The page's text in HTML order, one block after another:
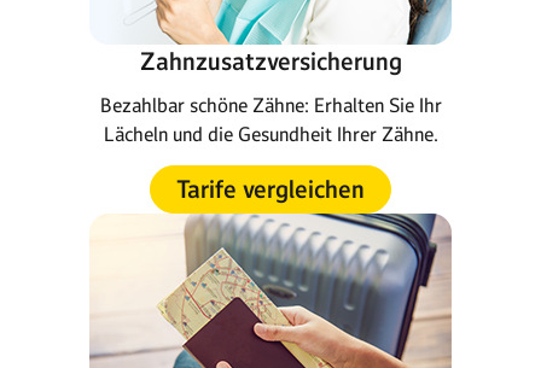
Zahnzusatzversicherung
Bezahlbar schöne Zähne: Erhalten Sie Ihr
Lächeln und die Gesundheit Ihrer Zähne.
Tarife vergleichen